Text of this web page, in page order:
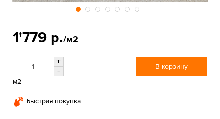
1'779 р./м2
+
-
м2
В корзину
Быстрая покупка